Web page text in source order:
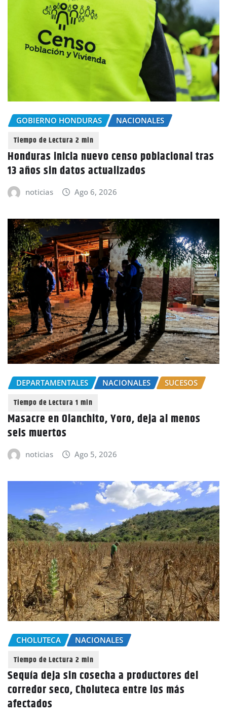
GOBIERNO HONDURAS NACIONALES
Honduras inicia nuevo censo poblacional tras
13 años sin datos actualizados
noticias Ago 6, 2026
DEPARTAMENTALES NACIONALES SUCESOS
Masacre en Olanchito, Yoro, deja al menos
seis muertos
noticias Ago 5, 2026
CHOLUTECA NACIONALES
Sequía deja sin cosecha a productores del
corredor seco, Choluteca entre los más
afectados